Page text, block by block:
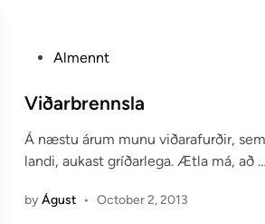
s
e
d
n
Almennt
Viðarbrennsla
Á næstu árum munu viðarafurðir,
landi, aukast gríðarlega. Ætla má, að …
byÁgust • October 2, 2013